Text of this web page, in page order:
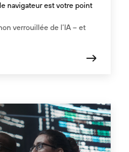
navigateur est votre point
verrouillée de l’IA – et